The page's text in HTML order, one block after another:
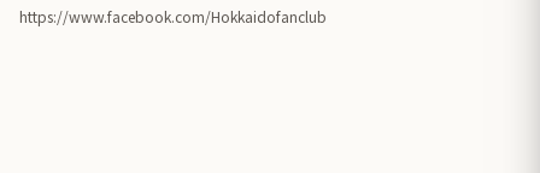
https://www.facebook.com/Hokkaidofanclub